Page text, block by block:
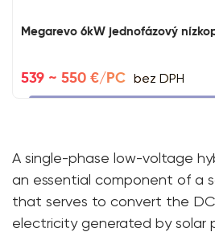
Megarevo 6kW jednofázový
539 ~ 550 €/PC bez DPH
A single-phase low-voltage
an essential component of a
that serves to convert the
electricity generated by solar